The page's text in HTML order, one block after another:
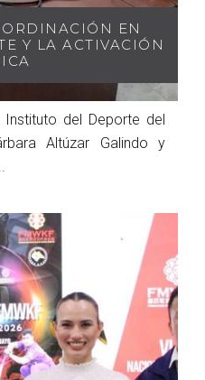
EN
Y LA ACTIVACIÓN
del Deporte del
Altúzar Galindo y